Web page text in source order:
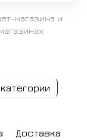
магазина и
Доставка